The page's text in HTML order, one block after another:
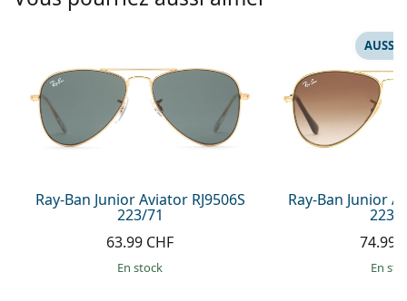
Toutes les marques
Prada
Toutes les marques
Ray-Ban Junior Aviator RJ9506S
223/71
63.99 CHF
en stock
Ray-Ban Junior
223/
AUSSI
74.99
en